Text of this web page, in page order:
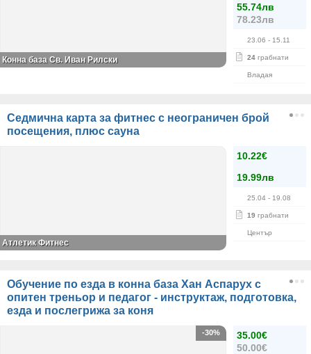
55.74лв
78.23лв
23.06 - 15.11
24 грабнати
Владая
Конна база Св. Иван Рилски
Седмична карта за фитнес с неограничен брой
посещения, плюс сауна
10.22€
19.99лв
25.04 - 19.08
19 грабнати
Център
Атлетик Фитнес
Обучение по езда в конна база Хан Аспарух с
опитен треньор и педагог - инструктаж, подготовка,
езда и послегрижа за коня
35.00€
50.00€
-30%